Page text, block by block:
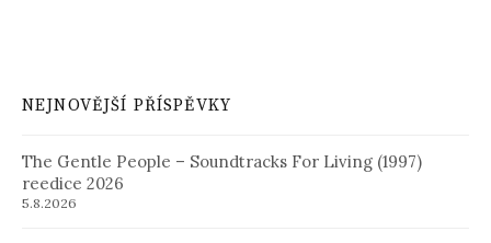
NEJNOVĚJŠÍ PŘÍSPĚVKY
The Gentle People – Soundtracks For Living (1997)
reedice 2026
5.8.2026